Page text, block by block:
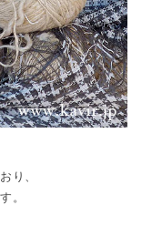
り、
。